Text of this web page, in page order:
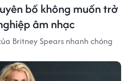
bố không muốn trở
âm nhạc
Britney Spears nhanh chóng